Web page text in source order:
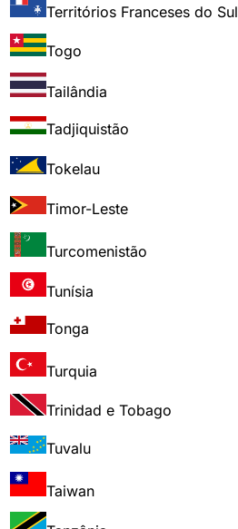
Territórios Franceses do Sul
Togo
Tailândia
Tadjiquistão
Tokelau
Timor-Leste
Turcomenistão
Tunísia
Tonga
Turquia
Trinidad e Tobago
Tuvalu
Taiwan